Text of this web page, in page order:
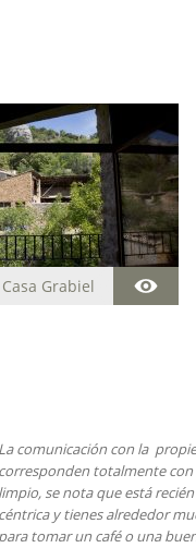
Grabiel
de la casa es muy
con las estancias. Está
rehabilitado. Lo mejor
muchos lugares para
buena cerveza.